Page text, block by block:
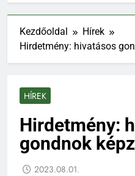
Kezdőoldal
Hírek
Hirdetmény: hivatásos
HÍREK
Hirdetmény:
gondnok
2023.08.01.